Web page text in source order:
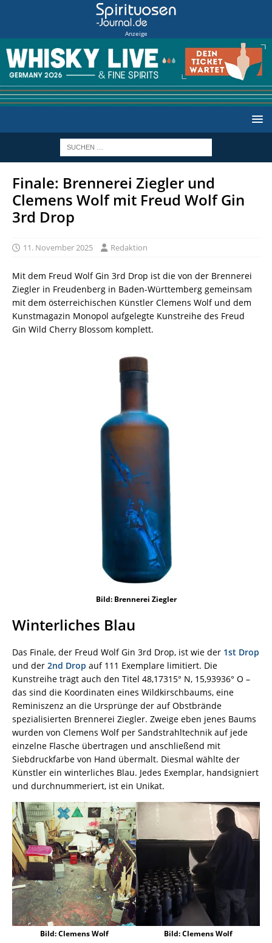
Anzeige
Finale: Brennerei Ziegler und
Clemens Wolf mit Freud Wolf Gin
3rd Drop
11. November 2025 Redaktion
Mit dem Freud Wolf Gin 3rd Drop ist die von der Brennerei
Ziegler in Freudenberg in Baden-Württemberg gemeinsam
mit dem österreichischen Künstler Clemens Wolf und dem
Kunstmagazin Monopol aufgelegte Kunstreihe des Freud
Gin Wild Cherry Blossom komplett.
Bild: Brennerei Ziegler
Winterliches Blau
Das Finale, der Freud Wolf Gin 3rd Drop, ist wie der 1st Drop
und der 2nd Drop auf 111 Exemplare limitiert. Die
Kunstreihe trägt auch den Titel 48,17315° N, 15,93936° O –
das sind die Koordinaten eines Wildkirschbaums, eine
Reminiszenz an die Ursprünge der auf Obstbrände
spezialisierten Brennerei Ziegler. Zweige eben jenes Baums
wurden von Clemens Wolf per Sandstrahltechnik auf jede
einzelne Flasche übertragen und anschließend mit
Siebdruckfarbe von Hand übermalt. Diesmal wählte der
Künstler ein winterliches Blau. Jedes Exemplar, handsigniert
und durchnummeriert, ist ein Unikat.
Bild: Clemens Wolf Bild: Clemens Wolf